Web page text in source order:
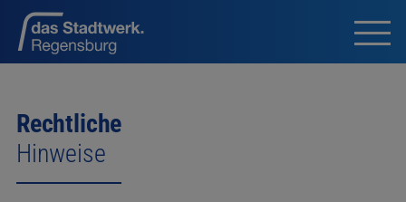
Rechtliche
Hinweise